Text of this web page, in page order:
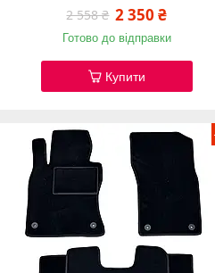
2 558 ₴ 2 350 ₴
Готово до відправки
Купити